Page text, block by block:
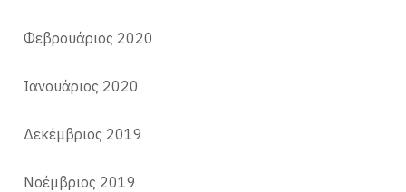
Φεβρουάριος 2020
Ιανουάριος 2020
Δεκέμβριος 2019
Νοέμβριος 2019